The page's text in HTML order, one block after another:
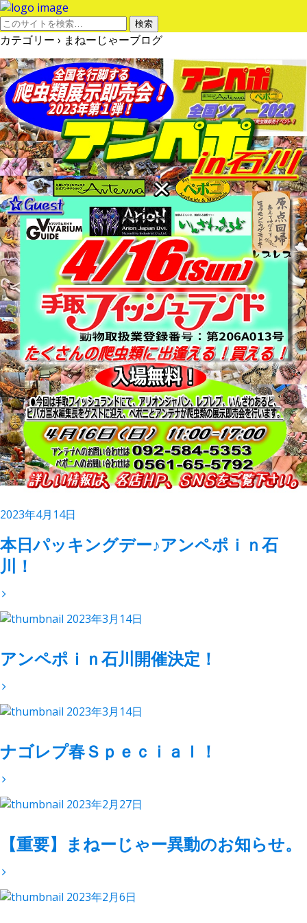
カテゴリー › まねーじゃーブログ
2023年4月14日
本日パッキングデー♪アンペポｉｎ石
川！
2023年3月14日
アンペポｉｎ石川開催決定！
2023年3月14日
ナゴレプ春Ｓｐｅｃｉａｌ！
2023年2月27日
【重要】まねーじゃー異動のお知らせ。
2023年2月6日